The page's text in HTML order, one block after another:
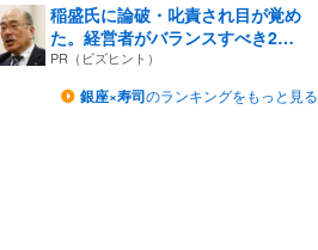
稲盛氏に論破・叱責され目が覚め
た。経営者がバランスすべき2
つ...
PR（ビズヒント）
銀座×寿司のランキングをもっと見る